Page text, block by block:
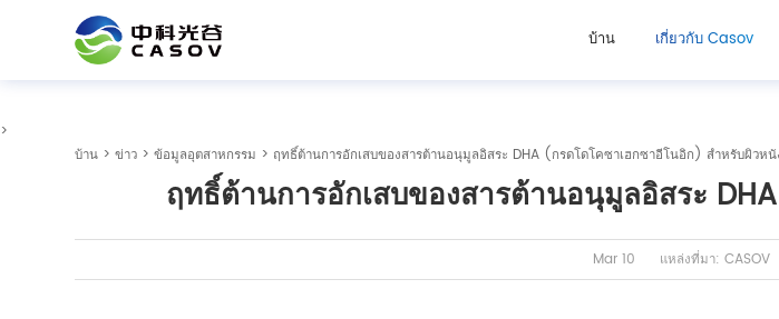
บ้าน เกี่ยวกับ Casov
>
บ้าน >ข่าว >ข้อมูลอุตสาหกรรม > ฤทธิ์ต้านการอักเสบของสารต้านอนุมูลอิสระ DHA (กรดโดโคซาเฮกซาอีโนอิก) สำหรับผิวหนั
ฤทธิ์ต้านการอักเสบของสารต้านอนุมูลอิสระ
Mar 10 แหล่งที่มา: CASOV